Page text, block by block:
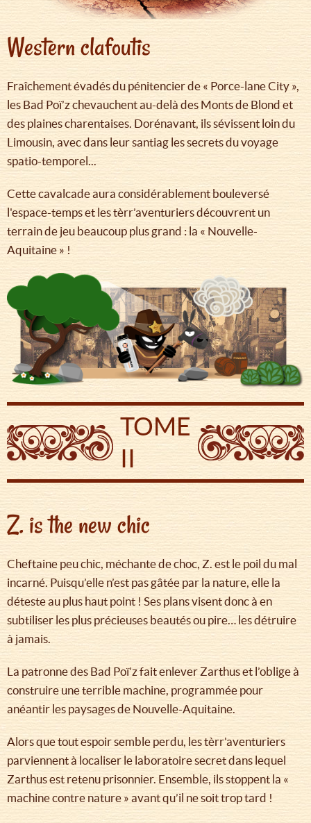
Western clafoutis
Fraîchement évadés du pénitencier de « Porce-lane City »,
les Bad Poï’z chevauchent au-delà des Monts de Blond et
des plaines charentaises. Dorénavant, ils sévissent loin du
Limousin, avec dans leur santiag les secrets du voyage
spatio-temporel...
Cette cavalcade aura considérablement bouleversé
l'espace-temps et les tèrr’aventuriers découvrent un
terrain de jeu beaucoup plus grand : la « Nouvelle-
Aquitaine » !
TOME
II
Z. is the new chic
Cheftaine peu chic, méchante de choc, Z. est le poil du mal
incarné. Puisqu’elle n’est pas gâtée par la nature, elle la
déteste au plus haut point ! Ses plans visent donc à en
subtiliser les plus précieuses beautés ou pire… les détruire
à jamais.
La patronne des Bad Poï’z fait enlever Zarthus et l’oblige à
construire une terrible machine, programmée pour
anéantir les paysages de Nouvelle-Aquitaine.
Alors que tout espoir semble perdu, les tèrr'aventuriers
parviennent à localiser le laboratoire secret dans lequel
Zarthus est retenu prisonnier. Ensemble, ils stoppent la «
machine contre nature » avant qu’il ne soit trop tard !